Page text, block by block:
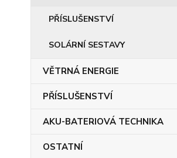
PŘÍSLUŠENSTVÍ
SOLÁRNÍ SESTAVY
VĚTRNÁ ENERGIE
PŘÍSLUŠENSTVÍ
AKU-BATERIOVÁ TECHNIKA
OSTATNÍ